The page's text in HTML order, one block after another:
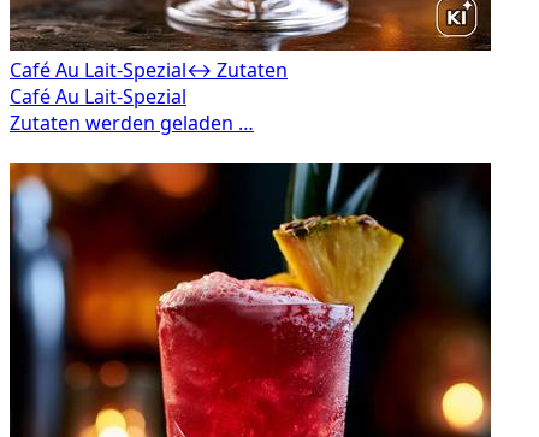
Café Au Lait-Spezial↔ Zutaten